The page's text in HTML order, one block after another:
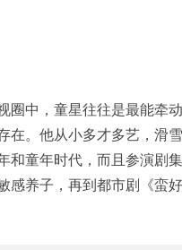
中，童星往往是最能牵动
在。他从小多才多艺，滑
和童年时代，而且参演剧
感养子，再到都市剧《